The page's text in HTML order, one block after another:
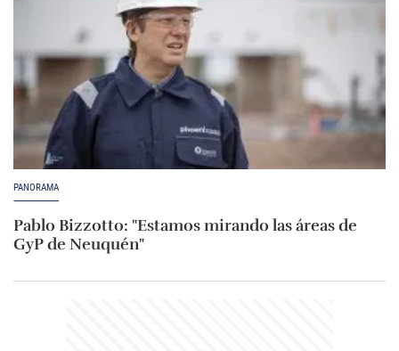
PANORAMA
Pablo Bizzotto: "Estamos mirando las áreas de
GyP de Neuquén"